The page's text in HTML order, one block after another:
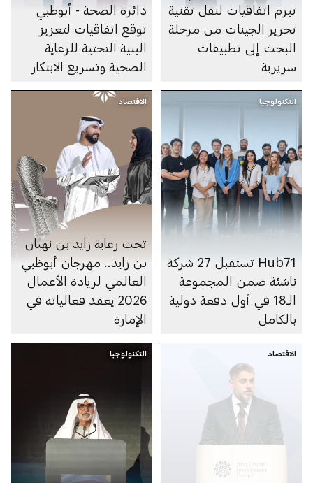
تبرم اتفاقيات لنقل تقنية
تحرير الجينات من مرحلة
البحث إلى تطبيقات
سريرية
دائرة الصحة - أبوظبي
توقع اتفاقيات لتعزيز
البنية التحتية للرعاية
الصحية وتسريع الابتكار
التكنولوجيا
Hub71 تستقبل 27 شركة
ناشئة ضمن المجموعة
الـ18 في أول دفعة دولية
بالكامل
الاقتصاد
تحت رعاية زايد بن نهيان
بن زايد.. مهرجان أبوظبي
العالمي لريادة الأعمال
2026 يعقد فعالياته في
الإمارة
الاقتصاد التكنولوجيا